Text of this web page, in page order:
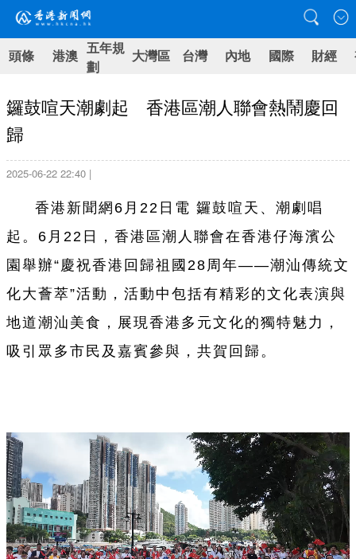
頭條 港澳 五年規
劃
大灣區 台灣 內地 國際 財經
鑼鼓喧天潮劇起 香港區潮人聯會熱鬧慶回
歸
2025-06-22 22:40 |
香港新聞網6月22日電 鑼鼓喧天、潮劇唱
起。6月22日，香港區潮人聯會在香港仔海濱公
園舉辦“慶祝香港回歸祖國28周年——潮汕傳統文
化大薈萃”活動，活動中包括有精彩的文化表演與
地道潮汕美食，展現香港多元文化的獨特魅力，
吸引眾多市民及嘉賓參與，共賀回歸。